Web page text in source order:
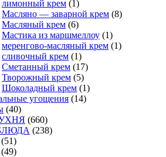
лимонный крем (1)
Масляно — заварной крем (8)
Масляный крем (6)
Мастика из маршмеллоу (1)
меренгово-масляный крем (1)
сливочный крем (1)
Сметанный крем (17)
Творожный крем (5)
Шоколадный крем (1)
угощения (14)
(40)
(660)
(238)
(51)
(49)